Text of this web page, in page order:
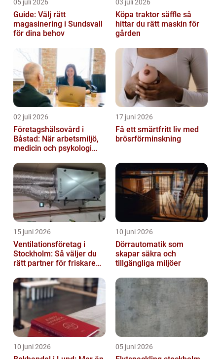
05 juli 2026
Guide: Välj rätt
magasinering i Sundsvall
för dina behov
03 juli 2026
Köpa traktor säffle så
hittar du rätt maskin för
gården
02 juli 2026
Företagshälsovård i
Båstad: När arbetsmiljö,
medicin och psykologi
17 juni 2026
Få ett smärtfritt liv med
brösrförminskning
15 juni 2026
Ventilationsföretag i
Stockholm: Så väljer du
rätt partner för friskare
10 juni 2026
Dörrautomatik som
skapar säkra och
tillgängliga miljöer
10 juni 2026 05 juni 2026